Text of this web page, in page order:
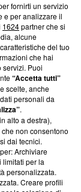
Blasting
impegniamo a
aderenza a
non è
di farne
verifica di
fornirti un servizio
e per analizzare il
1624partner che si
alcune
del tuo
che hai
servizi. Puoi
“Accetta tutti”
scelte, anche
personali da
.
in alto a destra),
non consentono
dai tecnici.
Archiviare
limitati per la
personalizzata.
Creare profili